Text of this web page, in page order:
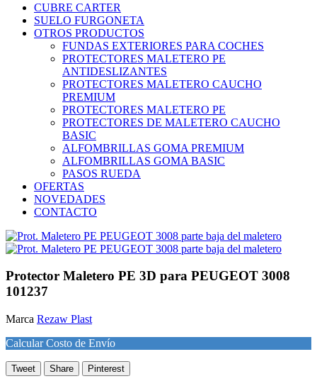
CUBRE CARTER
SUELO FURGONETA
OTROS PRODUCTOS
FUNDAS EXTERIORES PARA COCHES
PROTECTORES MALETERO PE
ANTIDESLIZANTES
PROTECTORES MALETERO CAUCHO
PREMIUM
PROTECTORES MALETERO PE
PROTECTORES DE MALETERO CAUCHO
BASIC
ALFOMBRILLAS GOMA PREMIUM
ALFOMBRILLAS GOMA BASIC
PASOS RUEDA
OFERTAS
NOVEDADES
CONTACTO
Protector Maletero PE 3D para PEUGEOT 3008
101237
Marca Rezaw Plast
Calcular Costo de Envío
Tweet Share Pinterest